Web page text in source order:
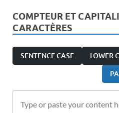
COMPTEUR ET
CARACTÈRES
SENTENCE CASE LOWER